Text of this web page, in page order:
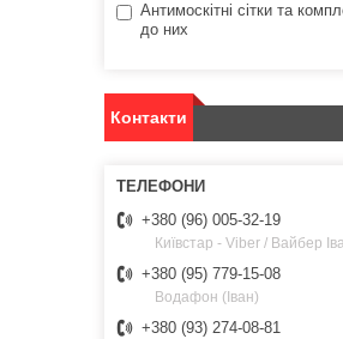
Антимоскітні сітки та
до них
Контакти
+380 (96) 005-32-19
Київстар - Viber / Вайбер
+380 (95) 779-15-08
Водафон (Іван)
+380 (93) 274-08-81